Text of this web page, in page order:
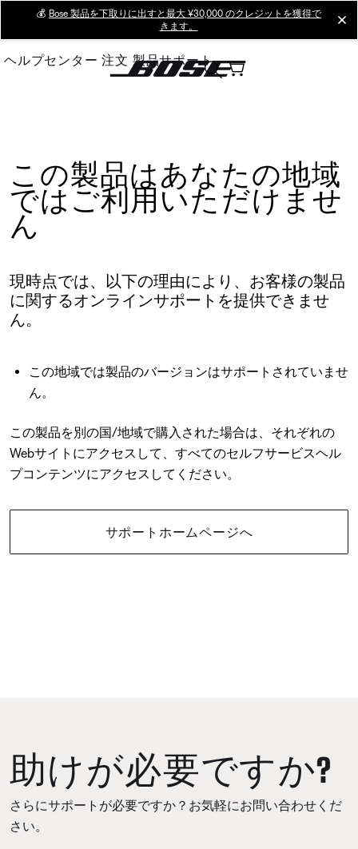
Main
💰 Bose 製品を下取りに出すと最大 ¥30,000 のクレジットを獲得で
きます。
ヘルプセンター 注文 製品サポート
この製品はあなたの地域
ではご利用いただけませ
ん
現時点では、以下の理由により、お客様の製品
に関するオンラインサポートを提供できませ
ん。
この地域では製品のバージョンはサポートされていませ
ん。
この製品を別の国/地域で購入された場合は、それぞれの
Webサイトにアクセスして、すべてのセルフサービスヘル
プコンテンツにアクセスしてください。
サポートホームページへ
助けが必要ですか?
さらにサポートが必要ですか？お気軽にお問い合わせくだ
さい。